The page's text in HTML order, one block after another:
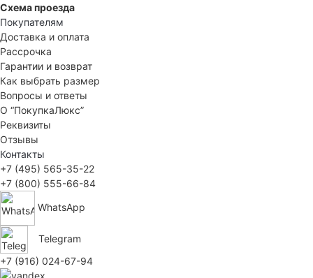
Схема проезда
Покупателям
Доставка и оплата
Рассрочка
Гарантии и возврат
Как выбрать размер
Вопросы и ответы
О “ПокупкаЛюкс”
Реквизиты
Отзывы
Контакты
+7 (495) 565-35-22
+7 (800) 555-66-84
WhatsApp
Telegram
+7 (916) 024-67-94